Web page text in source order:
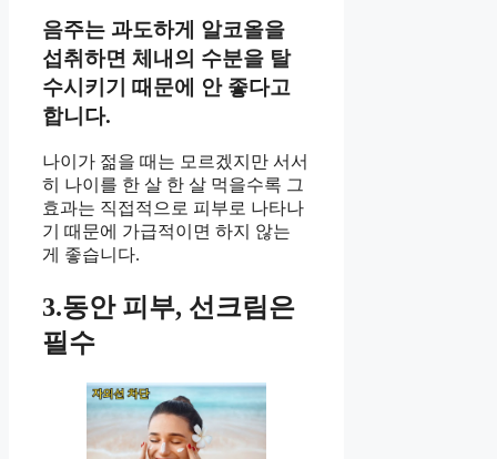
음주는 과도하게 알코올을
섭취하면 체내의 수분을 탈
수시키기 때문에 안 좋다고
합니다.
나이가 젊을 때는 모르겠지만 서서
히 나이를 한 살 한 살 먹을수록 그
효과는 직접적으로 피부로 나타나
기 때문에 가급적이면 하지 않는
게 좋습니다.
3.동안 피부, 선크림은
필수